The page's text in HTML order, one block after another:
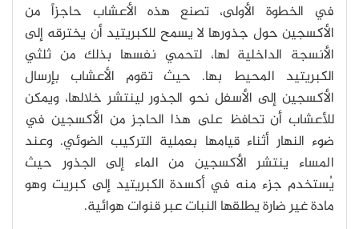
في الخطوة الأولى، تصنع هذه الأعشاب حاجزاً من
الأكسجين حول جذورها لا يسمح للكبريتيد أن يخترقه إلى
الأنسجة الداخلية لها، لتحمي نفسها بذلك من ثلثي
الكبريتيد المحيط بها. حيث تقوم الأعشاب بإرسال
الأكسجين إلى الأسفل نحو الجذور لينتشر خلالها، ويمكن
للأعشاب أن تحافظ على هذا الحاجز من الأكسجين في
ضوء النهار أثناء قيامها بعملية التركيب الضوئي. وعند
المساء ينتشر الأكسجين من الماء إلى الجذور حيث
يُستخدم جزء منه في أكسدة الكبريتيد إلى كبريت وهو
مادة غير ضارة يطلقها النبات عبر قنوات هوائية.